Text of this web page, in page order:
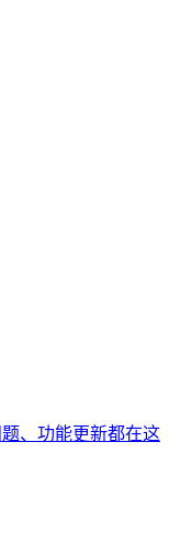
、功能更新都在这